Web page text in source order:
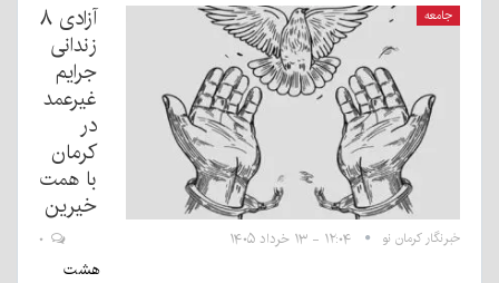
جامعه
آزادی ۸
زندانی
جرایم
غیرعمد
در
کرمان
با همت
خیرین
خبرنگار کرمان نو ۱۲:۰۴ - ۱۳ خرداد ۱۴۰۵
هشت